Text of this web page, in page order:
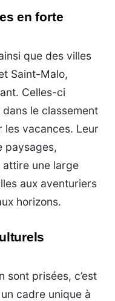
en forte
que des villes
Saint-Malo,
Celles-ci
le classement
les vacances. Leur
paysages,
attire une large
aux aventuriers
horizons.
sont prisées, c’est
cadre unique à